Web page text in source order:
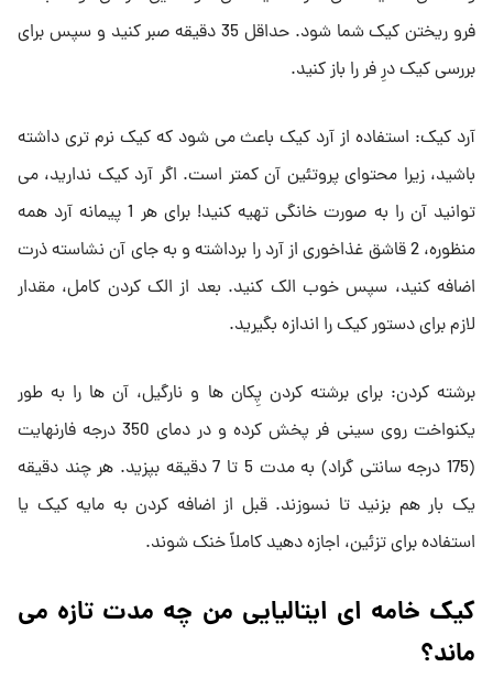
فرو ریختن کیک شما شود. حداقل 35 دقیقه صبر کنید و سپس برای
بررسی کیک درِ فر را باز کنید.
آرد کیک: استفاده از آرد کیک باعث می شود که کیک نرم تری داشته
باشید، زیرا محتوای پروتئین آن کمتر است. اگر آرد کیک ندارید، می
توانید آن را به صورت خانگی تهیه کنید! برای هر 1 پیمانه آرد همه
منظوره، 2 قاشق غذاخوری از آرد را برداشته و به جای آن نشاسته ذرت
اضافه کنید، سپس خوب الک کنید. بعد از الک کردن کامل، مقدار
لازم برای دستور کیک را اندازه بگیرید.
برشته کردن: برای برشته کردن پِکان ها و نارگیل، آن ها را به طور
یکنواخت روی سینی فر پخش کرده و در دمای 350 درجه فارنهایت
(175 درجه سانتی گراد) به مدت 5 تا 7 دقیقه بپزید. هر چند دقیقه
یک بار هم بزنید تا نسوزند. قبل از اضافه کردن به مایه کیک یا
استفاده برای تزئین، اجازه دهید کاملاً خنک شوند.
کیک خامه ای ایتالیایی من چه مدت تازه می
ماند؟